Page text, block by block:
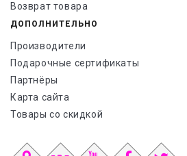
Возврат товара
ДОПОЛНИТЕЛЬНО
Производители
Подарочные сертификаты
Партнёры
Карта сайта
Товары со скидкой